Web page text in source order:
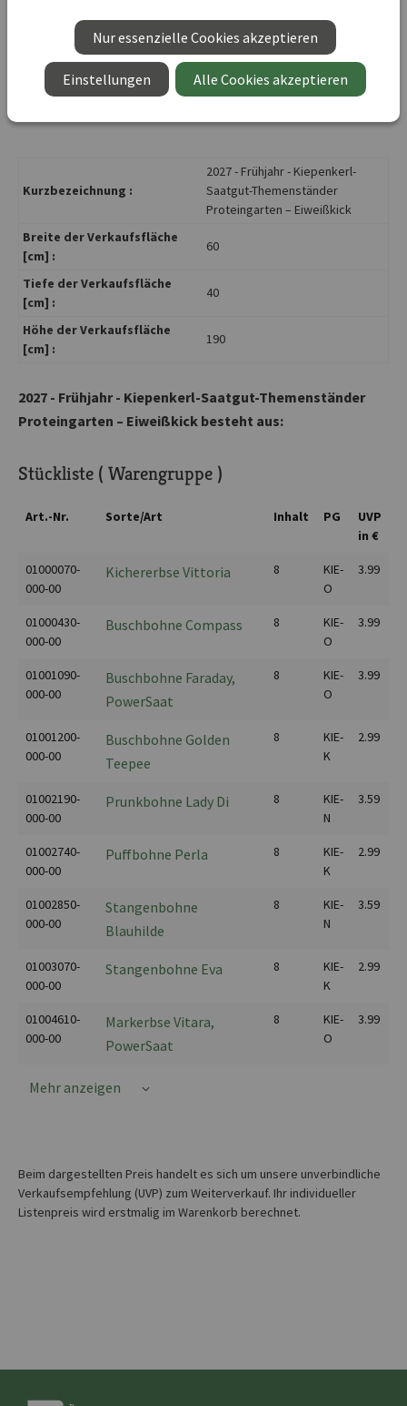
Proteinen und bestellen Sie den Kiepenkerl
Themenständer „Power-Proteine“, um Ihrer Kundschaft
ein modernes, gesundheitsorientiertes Sortiment zu
bieten.
Kurzbezeichnung :
2027 - Frühjahr - Kiepenkerl-
Saatgut-Themenständer
Proteingarten – Eiweißkick
Breite der Verkaufsfläche
[cm] :
60
Tiefe der Verkaufsfläche
[cm] :
40
Höhe der Verkaufsfläche
[cm] :
190
2027 - Frühjahr - Kiepenkerl-Saatgut-Themenständer
Proteingarten – Eiweißkick besteht aus:
Stückliste ( Warengruppe )
Art.-Nr. Sorte/Art Inhalt PG
UVP
in €
01000070-
000-00
Kichererbse Vittoria 8
KIE-
O
3.99
01000430-
000-00
Buschbohne Compass 8
KIE-
O
3.99
01001090-
000-00
Buschbohne Faraday,
PowerSaat
8
KIE-
O
3.99
01001200-
000-00
Buschbohne Golden
Teepee
8
KIE-
K
2.99
01002190-
000-00
Prunkbohne Lady Di 8
KIE-
N
3.59
01002740-
000-00
Puffbohne Perla 8
KIE-
K
2.99
01002850-
000-00
Stangenbohne
Blauhilde
8
KIE-
N
3.59
01003070-
000-00
Stangenbohne Eva 8
KIE-
K
2.99
01004610-
000-00
Markerbse Vitara,
PowerSaat
8
KIE-
O
3.99
Mehr anzeigen
Beim dargestellten Preis handelt es sich um unsere unverbindliche
Verkaufsempfehlung (UVP) zum Weiterverkauf. Ihr individueller
Listenpreis wird erstmalig im Warenkorb berechnet.
Nur essenzielle Cookies akzeptieren
Einstellungen Alle Cookies akzeptieren